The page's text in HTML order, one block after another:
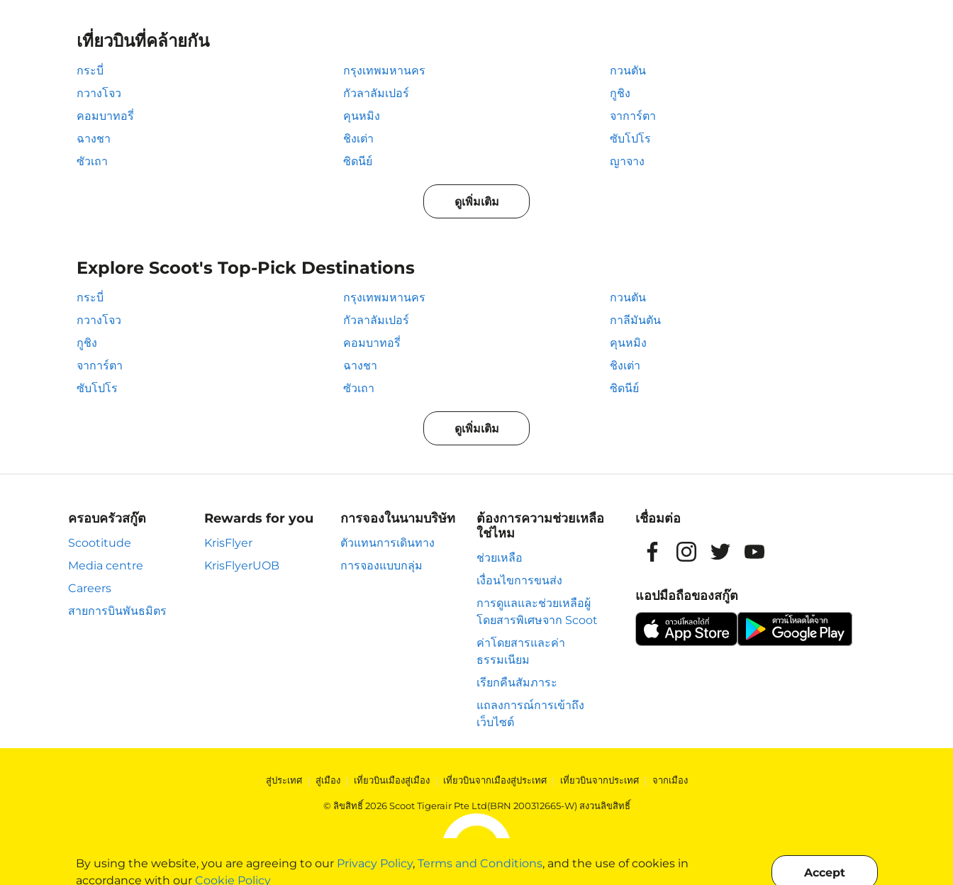
By using the website, you are agreeing to our Privacy Policy, Terms and Conditions, and the use of cookies in
accordance with our Cookie Policy
Accept
เที่ยวบินที่คล้ายกัน
กระบี่ กรุงเทพมหานคร
กวนตัน
กวางโจว
กัวลาลัมเปอร์
กูชิง
คอมบาทอรี่
คุนหมิง
จาการ์ตา
ฉางชา
ชิงเต่า
ซับโปโร
ซัวเถา
ซิดนีย์ ญาจาง
ดูเพิ่มเติม
Explore Scoot's Top-Pick Destinations
กระบี่ กรุงเทพมหานคร
กวนตัน
กวางโจว
กัวลาลัมเปอร์
กาลีมันตัน
กูชิง
คอมบาทอรี่
คุนหมิง
จาการ์ตา
ฉางชา
ชิงเต่า
ซับโปโร
ซัวเถา ซิดนีย์
ดูเพิ่มเติม
ครอบครัวสกู๊ต
Scootitude
Media centre
Careers
สายการบินพันธมิตร
Rewards for you
KrisFlyer
KrisFlyerUOB
การจองในนามบริษัท
ตัวแทนการเดินทาง
การจองแบบกลุ่ม
ต้องการความช่วยเหลือ
ใช่ไหม
ช่วยเหลือ
เงื่อนไขการขนส่ง
การดูแลและช่วยเหลือผู้
โดยสารพิเศษจาก Scoot
ค่าโดยสารและค่า
ธรรมเนียม
เรียกคืนสัมภาระ
แถลงการณ์การเข้าถึง
เว็บไซต์
เชื่อมต่อ
แอปมือถือของสกู๊ต
สู่ประเทศ | สู่เมือง | เที่ยวบินเมืองสู่เมือง | เที่ยวบินจากเมืองสู่ประเทศ | เที่ยวบินจากประเทศ | จากเมือง
© ลิขสิทธิ์ 2026 Scoot Tigerair Pte Ltd(BRN 200312665-W) สงวนลิขสิทธิ์